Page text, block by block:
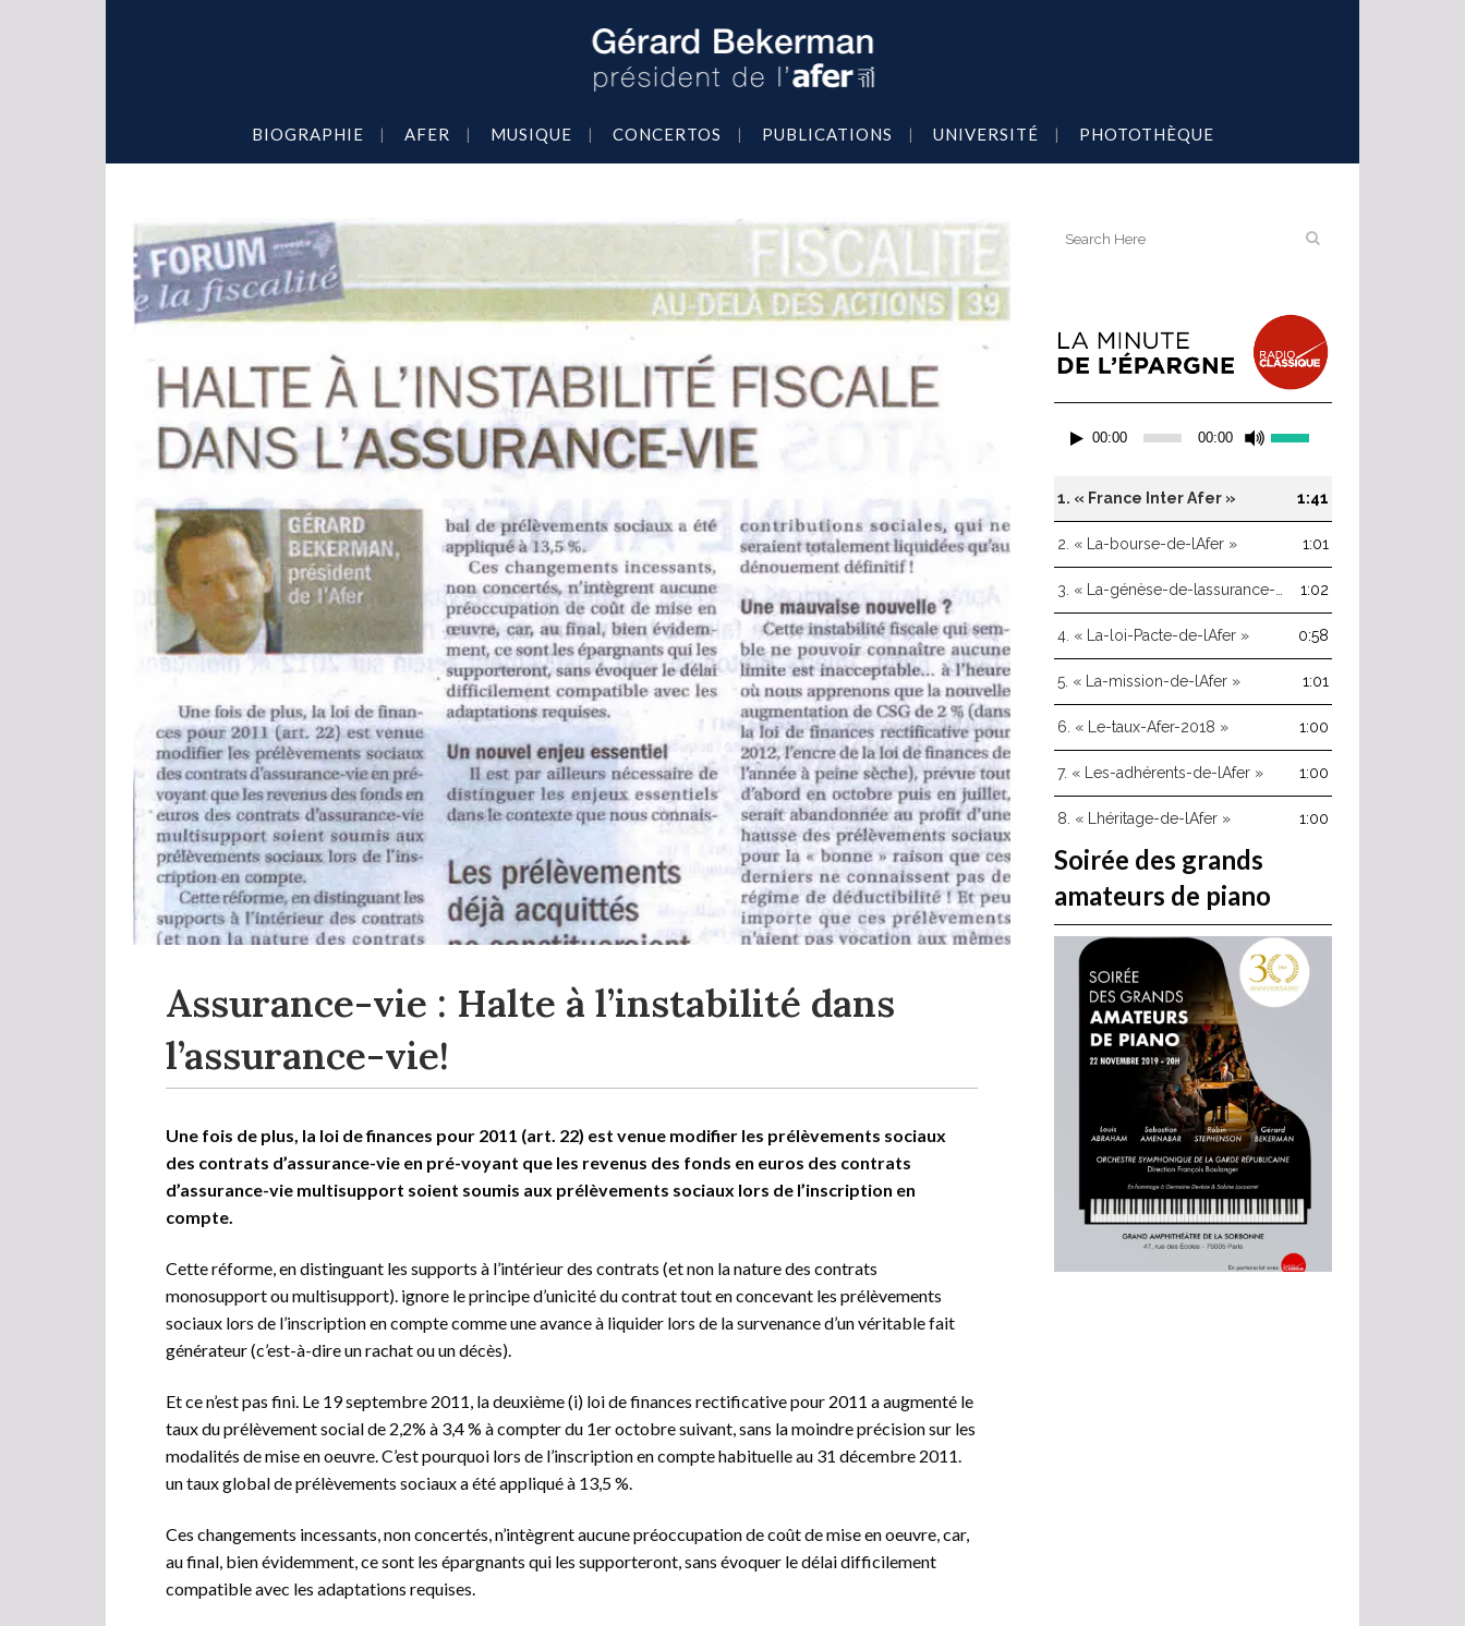
BIOGRAPHIE AFER MUSIQUE CONCERTOS PUBLICATIONS UNIVERSITÉ PHOTOTHÈQUE
Assurance-vie : Halte à l’instabilité dans
l’assurance-vie!
Une fois de plus, la loi de finances pour 2011 (art. 22) est venue modifier les prélèvements sociaux
des contrats d’assurance-vie en pré-voyant que les revenus des fonds en euros des contrats
d’assurance-vie multisupport soient soumis aux prélèvements sociaux lors de l’inscription en
compte.
Cette réforme, en distinguant les supports à l’intérieur des contrats (et non la nature des contrats
monosupport ou multisupport). ignore le principe d’unicité du contrat tout en concevant les prélèvements
sociaux lors de l’inscription en compte comme une avance à liquider lors de la survenance d’un véritable fait
générateur (c’est-à-dire un rachat ou un décès).
Et ce n’est pas fini. Le 19 septembre 2011, la deuxième (i) loi de finances rectificative pour 2011 a augmenté le
taux du prélèvement social de 2,2% à 3,4 % à compter du 1er octobre suivant, sans la moindre précision sur les
modalités de mise en oeuvre. C’est pourquoi lors de l’inscription en compte habituelle au 31 décembre 2011.
un taux global de prélèvements sociaux a été appliqué à 13,5 %.
Ces changements incessants, non concertés, n’intègrent aucune préoccupation de coût de mise en oeuvre, car,
au final, bien évidemment, ce sont les épargnants qui les supporteront, sans évoquer le délai difficilement
compatible avec les adaptations requises.
audio
00:00 00:00
les
haut/bas
pour
augmenter
ou
diminuer
le
volume.
1. « France Inter Afer » 1:41
2. « La-bourse-de-lAfer » 1:01
3. « La-génèse-de-lassurance-vie » 1:02
4. « La-loi-Pacte-de-lAfer » 0:58
5. « La-mission-de-lAfer » 1:01
6. « Le-taux-Afer-2018 » 1:00
7. « Les-adhérents-de-lAfer » 1:00
8. « Lhéritage-de-lAfer » 1:00
Soirée des grands
amateurs de piano